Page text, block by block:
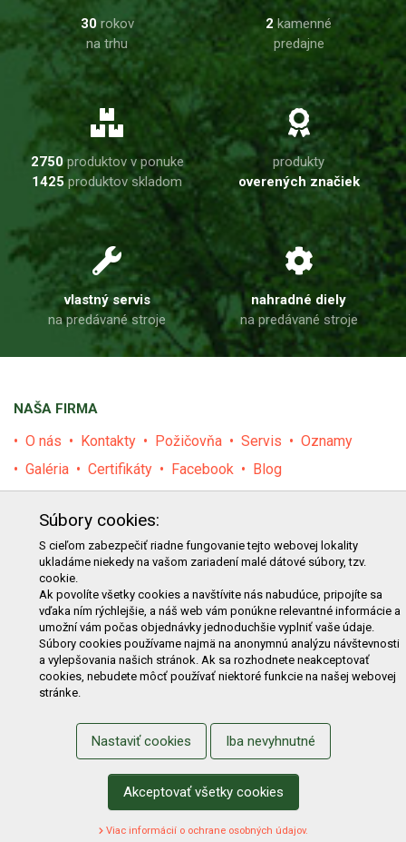
30rokov
na trhu
2 kamenné
predajne
2750produktov v ponuke
1425produktov skladom
produkty
overených značiek
vlastný servis
na predávané stroje
nahradné diely
na predávané stroje
NAŠA FIRMA
O nás Kontakty Požičovňa Servis
Oznamy
Galéria
Certifikáty Facebook Blog
E-shop Akcie Darčekové poukážky
Katalógy
Zľavy
Novinky Predávané značky
Bazár
Výzvy pre obce a firmy
NAKUPOVANIE
Obchodné podmienky
Cenník prepravy
Reklamačný poriadok
Odstúpenie od kúpy
Protokol na odstúpenie od kúpy
Alternatívne riešenie sporu
Ochrana osobných údajov
Používanie cookies
Nákup na splátky
Súbory cookies:
S cieľom zabezpečiť riadne fungovanie tejto webovej lokality
ukladáme niekedy na vašom zariadení malé dátové súbory, tzv.
cookie.
Ak povolíte všetky cookies a navštívite nás nabudúce, pripojíte sa
vďaka ním rýchlejšie, a náš web vám ponúkne relevantné informácie a
umožní vám počas objednávky jednoduchšie vyplniť vaše údaje.
Súbory cookies používame najmä na anonymnú analýzu návštevnosti
a vylepšovania našich stránok. Ak sa rozhodnete neakceptovať
cookies, nebudete môcť používať niektoré funkcie na našej webovej
stránke.
Nastaviť cookies Iba nevyhnutné
Akceptovať všetky cookies
Viac informácií o ochrane osobných údajov.